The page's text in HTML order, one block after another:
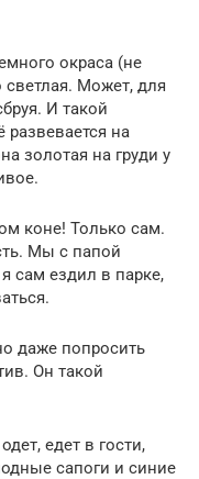
окраса (не
светлая. Может, для
И такой
на
золотая на груди у
коне! Только сам.
Мы с папой
сам ездил в парке,
даже попросить
Он такой
едет в гости,
сапоги и синие